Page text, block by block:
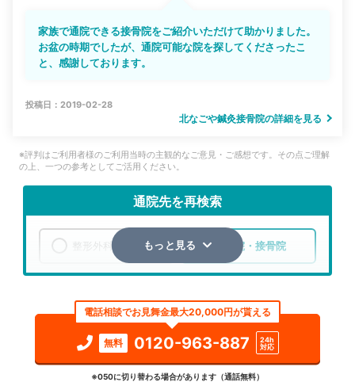
家族で通院できる接骨院をご紹介いただけて助かりました。
お盆の時期でしたが、通院可能な院を探してくださったこ
と、感謝しております。
投稿日：2019-02-28
北なごや鍼灸接骨院の詳細を見る
※評判はご利用者様のご利用当時の主観的なご意見・ご感想です。その点ご理解
の上、一つの参考としてご活用ください。
通院先を再検索
整形外科 整骨院・接骨院
検索する
詳細条件で絞り込む
もっと見る
電話相談でお見舞金最大20,000円が貰える
無料 0120-963-887
24h
対応
※050に切り替わる場合があります（通話無料）